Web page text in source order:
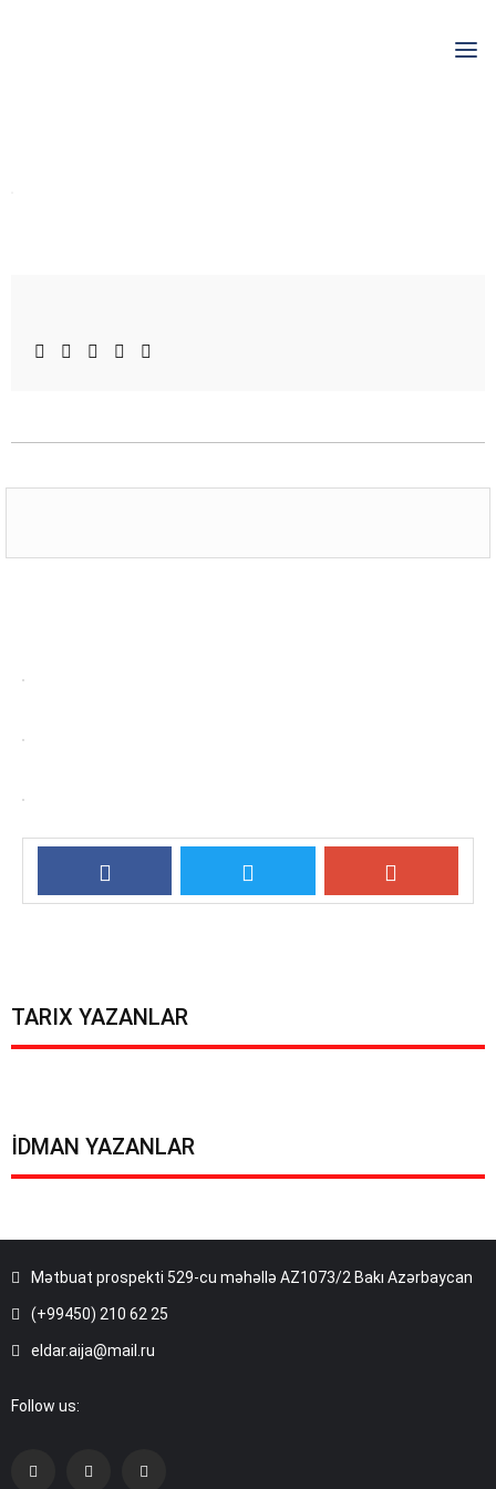
TARIX YAZANLAR
İDMAN YAZANLAR
Mətbuat prospekti 529-cu məhəllə AZ1073/2 Bakı Azərbaycan
(+99450) 210 62 25
eldar.aija@mail.ru
Follow us: